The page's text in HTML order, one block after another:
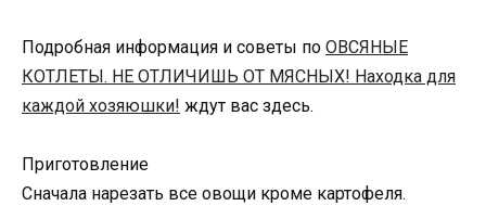
Подробная информация и советы по ОВСЯНЫЕ
КОТЛЕТЫ. НЕ ОТЛИЧИШЬ ОТ МЯСНЫХ! Находка для
каждой хозяюшки! ждут вас здесь.
Приготовление
Сначала нарезать все овощи кроме картофеля.